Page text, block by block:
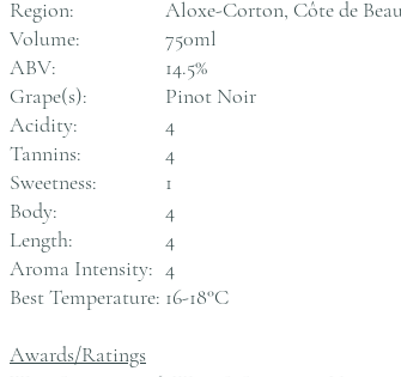
Region:
Aloxe-Corton, Côte de
Volume:
750ml
ABV:
14.5%
Grape(s):
Pinot Noir
Acidity:
4
Tannins:
4
Sweetness:
1
Body:
4
Length:
4
Aroma Intensity: 4
Best Temperature: 16-18°C
Awards/Ratings